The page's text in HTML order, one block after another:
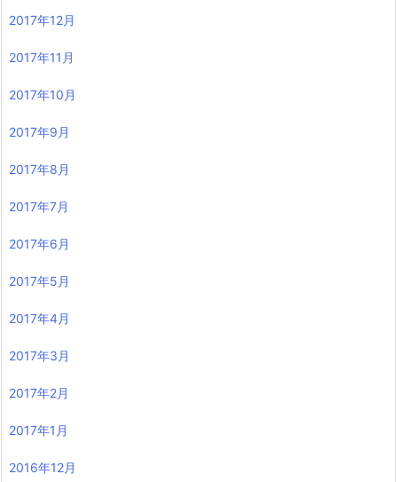
2017年12月
2017年11月
2017年10月
2017年9月
2017年8月
2017年7月
2017年6月
2017年5月
2017年4月
2017年3月
2017年2月
2017年1月
2016年12月